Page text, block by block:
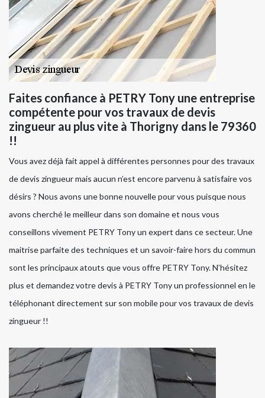
Faites confiance à PETRY Tony une entreprise
compétente pour vos travaux de devis
zingueur au plus vite à Thorigny dans le 79360
!!
Vous avez déjà fait appel à différentes personnes pour des travaux
de devis zingueur mais aucun n’est encore parvenu à satisfaire vos
désirs ? Nous avons une bonne nouvelle pour vous puisque nous
avons cherché le meilleur dans son domaine et nous vous
conseillons vivement PETRY Tony un expert dans ce secteur. Une
maitrise parfaite des techniques et un savoir-faire hors du commun
sont les principaux atouts que vous offre PETRY Tony. N’hésitez
plus et demandez votre devis à PETRY Tony un professionnel en le
téléphonant directement sur son mobile pour vos travaux de devis
zingueur !!